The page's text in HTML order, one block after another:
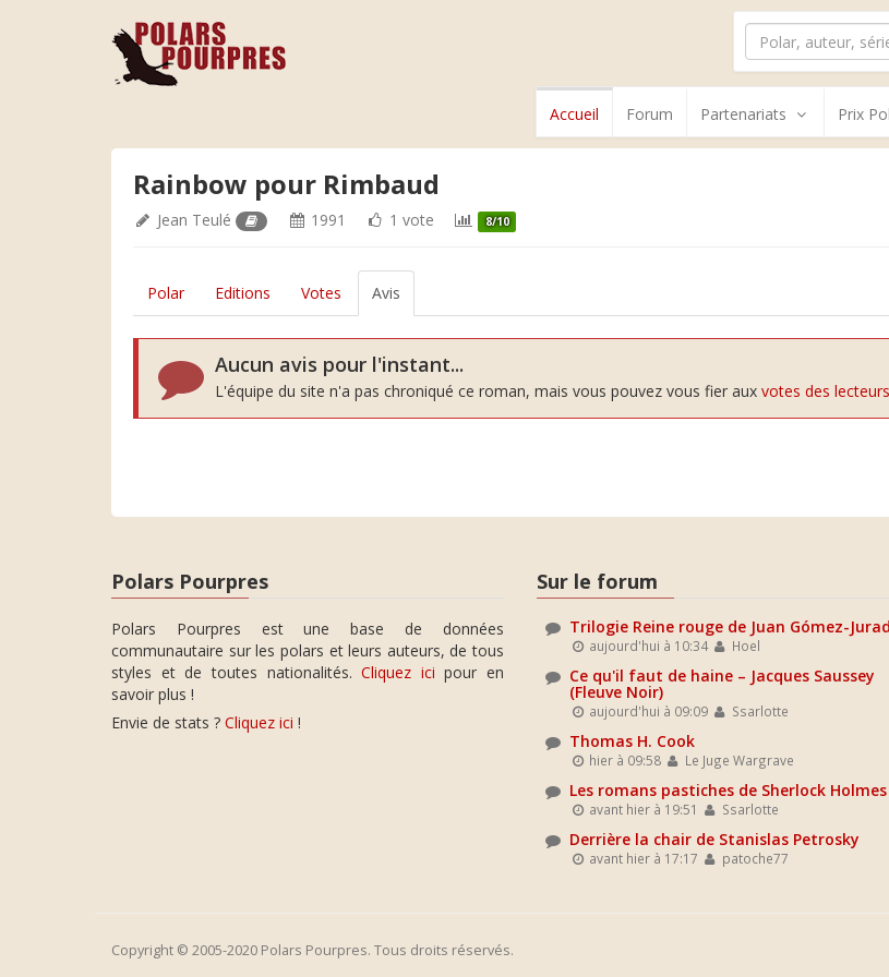
Accueil Forum Partenariats Prix
Rainbow pour Rimbaud
Jean Teulé 1991 1 vote 8/10
Polar Editions Votes Avis
Aucun avis pour l'instant...
L'équipe du site n'a pas chroniqué ce roman, mais vous pouvez vous fier aux votes des lecteurs
Polars Pourpres
Polars Pourpres est une base de données
communautaire sur les polars et leurs auteurs, de tous
styles et de toutes nationalités.Cliquez ici pour en
savoir plus !
Envie de stats ? Cliquez ici !
Sur le forum
Trilogie Reine rouge de Juan Gómez-
aujourd'hui à 10:34 Hoel
Ce qu'il faut de haine – Jacques Saussey
(Fleuve Noir)
aujourd'hui à 09:09 Ssarlotte
Thomas H. Cook
hier à 09:58 Le Juge Wargrave
Les romans pastiches de Sherlock Holmes
avant hier à 19:51 Ssarlotte
Derrière la chair de Stanislas Petrosky
avant hier à 17:17 patoche77
Copyright © 2005-2020 Polars Pourpres. Tous droits réservés.